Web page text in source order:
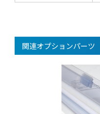
関連オプションパーツ